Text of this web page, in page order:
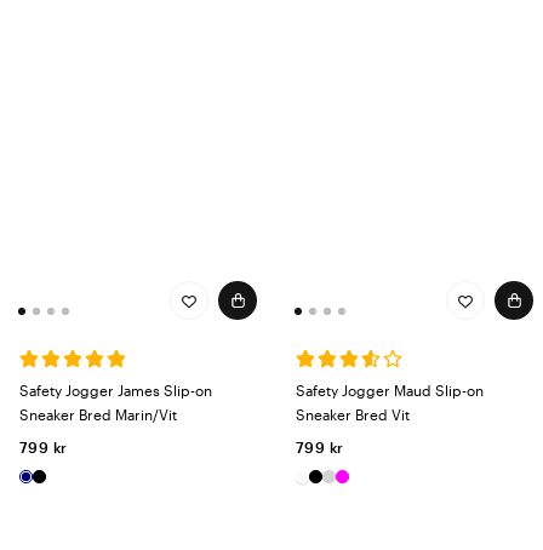
Safety Jogger James Slip-on
Sneaker Bred Marin/Vit
799 kr
Safety Jogger Maud Slip-on
Sneaker Bred Vit
799 kr